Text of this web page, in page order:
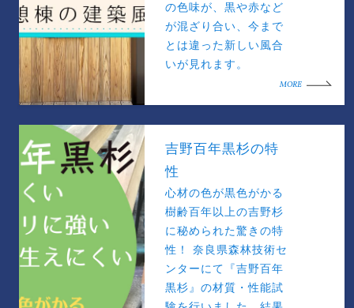
の色味が、黒や赤など
が混ざり合い、今まで
とは違った新しい風合
いが見れます。
MORE
吉野百年黒杉の特
性
心材の色が黒色がかる
樹齢百年以上の吉野杉
に秘められた驚きの特
性！ 奈良県森林技術セ
ンターにて『吉野百年
黒杉』の材質・性能試